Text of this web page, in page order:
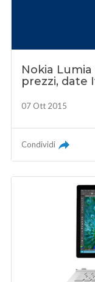
Nokia Lumia
prezzi, date
07 Ott 2015
Condividi